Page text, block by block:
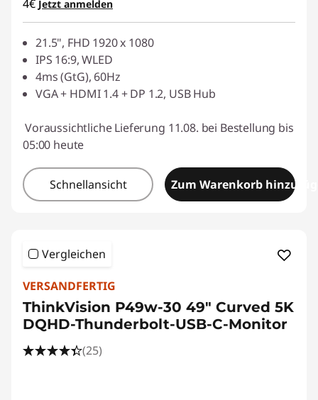
4€ Jetzt anmelden
21.5", FHD 1920 x 1080
IPS 16:9, WLED
4ms (GtG), 60Hz
VGA + HDMI 1.4 + DP 1.2, USB Hub
Voraussichtliche Lieferung 11.08. bei Bestellung bis
05:00 heute
Schnellansicht Zum Warenkorb
Vergleichen
VERSANDFERTIG
ThinkVision P49w-30 49" Curved 5K
DQHD-Thunderbolt-USB-C-Monitor
(25)